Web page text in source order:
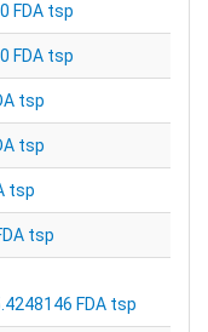
FDA tsp
FDA tsp
tsp
tsp
tsp
tsp
FDA tsp